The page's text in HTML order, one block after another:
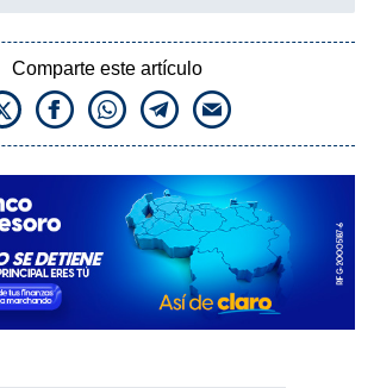
Comparte este artículo